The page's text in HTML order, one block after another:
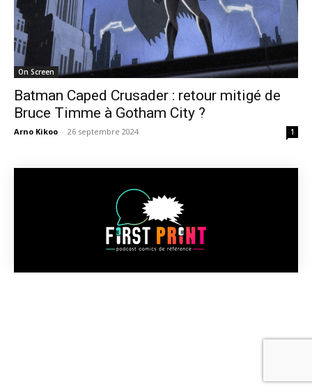
On Screen
Batman Caped Crusader : retour mitigé de
Bruce Timme à Gotham City ?
Arno Kikoo - 26 septembre 2024 1